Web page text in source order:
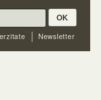
OK
Newsletter